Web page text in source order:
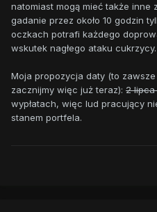
natomiast mogą mieć także inne
gadanie przez około 10 godzin
oczkach potrafi każdego
wskutek nagłego ataku cukrzycy.
Moja propozycja daty (to
zacznijmy więc już teraz): 2 lipca
wypłatach, więc lud pracujący
stanem portfela.